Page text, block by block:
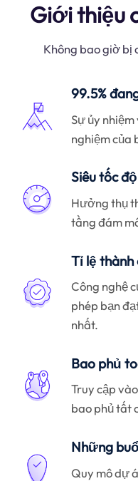
Giới thiệu
Không bao giờ bị
99.5%
Sự ủy
nghiệm của
Siêu tốc độ
Hưởng thụ
tầng đám
Tỉ lệ thành
Công nghệ
phép bạn
nhất.
Bao phủ
Truy cập
bao phủ tất
Những
Quy mô dự